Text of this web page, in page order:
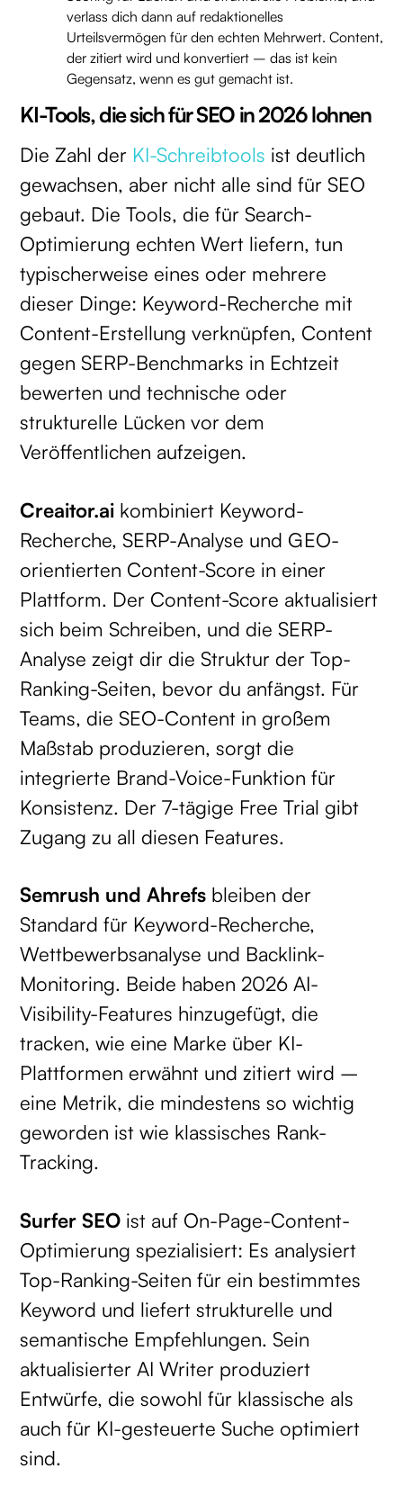
verlass dich dann auf redaktionelles
Urteilsvermögen für den echten Mehrwert. Content,
der zitiert wird und konvertiert – das ist kein
Gegensatz, wenn es gut gemacht ist.
KI-Tools, die sich für SEO in 2026 lohnen
Die Zahl der KI-Schreibtools ist deutlich
gewachsen, aber nicht alle sind für SEO
gebaut. Die Tools, die für Search-
Optimierung echten Wert liefern, tun
typischerweise eines oder mehrere
dieser Dinge: Keyword-Recherche mit
Content-Erstellung verknüpfen, Content
gegen SERP-Benchmarks in Echtzeit
bewerten und technische oder
strukturelle Lücken vor dem
Veröffentlichen aufzeigen.
Creaitor.ai kombiniert Keyword-
Recherche, SERP-Analyse und GEO-
orientierten Content-Score in einer
Plattform. Der Content-Score aktualisiert
sich beim Schreiben, und die SERP-
Analyse zeigt dir die Struktur der Top-
Ranking-Seiten, bevor du anfängst. Für
Teams, die SEO-Content in großem
Maßstab produzieren, sorgt die
integrierte Brand-Voice-Funktion für
Konsistenz. Der 7-tägige Free Trial gibt
Zugang zu all diesen Features.
Semrush und Ahrefs bleiben der
Standard für Keyword-Recherche,
Wettbewerbsanalyse und Backlink-
Monitoring. Beide haben 2026 AI-
Visibility-Features hinzugefügt, die
tracken, wie eine Marke über KI-
Plattformen erwähnt und zitiert wird –
eine Metrik, die mindestens so wichtig
geworden ist wie klassisches Rank-
Tracking.
Surfer SEO ist auf On-Page-Content-
Optimierung spezialisiert: Es analysiert
Top-Ranking-Seiten für ein bestimmtes
Keyword und liefert strukturelle und
semantische Empfehlungen. Sein
aktualisierter AI Writer produziert
Entwürfe, die sowohl für klassische als
auch für KI-gesteuerte Suche optimiert
sind.